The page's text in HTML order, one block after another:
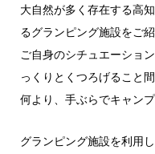
大自然が多く存在する高
るグランピング施設をご紹
ご自身のシチュエーショ
っくりとくつろげること間
何より、手ぶらでキャン
グランピング施設を利用